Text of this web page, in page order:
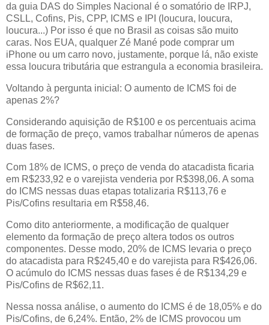
da guia DAS do Simples Nacional é o somatório de IRPJ,
CSLL, Cofins, Pis, CPP, ICMS e IPI (loucura, loucura,
loucura...) Por isso é que no Brasil as coisas são muito
caras. Nos EUA, qualquer Zé Mané pode comprar um
iPhone ou um carro novo, justamente, porque lá, não existe
essa loucura tributária que estrangula a economia brasileira.
Voltando à pergunta inicial: O aumento de ICMS foi de
apenas 2%?
Considerando aquisição de R$100 e os percentuais acima
de formação de preço, vamos trabalhar números de apenas
duas fases.
Com 18% de ICMS, o preço de venda do atacadista ficaria
em R$233,92 e o varejista venderia por R$398,06. A soma
do ICMS nessas duas etapas totalizaria R$113,76 e
Pis/Cofins resultaria em R$58,46.
Como dito anteriormente, a modificação de qualquer
elemento da formação de preço altera todos os outros
componentes. Desse modo, 20% de ICMS levaria o preço
do atacadista para R$245,40 e do varejista para R$426,06.
O acúmulo do ICMS nessas duas fases é de R$134,29 e
Pis/Cofins de R$62,11.
Nessa nossa análise, o aumento do ICMS é de 18,05% e do
Pis/Cofins, de 6,24%. Então, 2% de ICMS provocou um